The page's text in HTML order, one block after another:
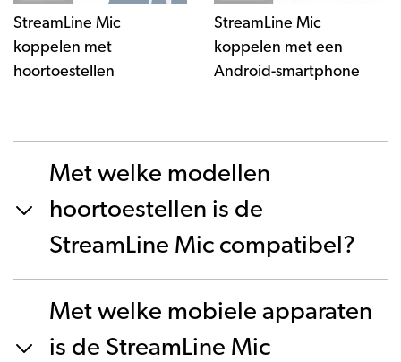
StreamLine Mic
koppelen met
hoortoestellen
StreamLine Mic
koppelen met een
Android-smartphone
Met welke modellen
hoortoestellen is de
StreamLine Mic compatibel?
Met welke mobiele apparaten
is de StreamLine Mic